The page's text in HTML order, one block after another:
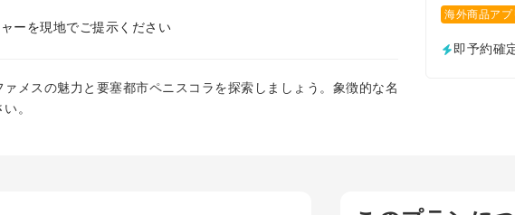
ーを現地でご提示ください
メスの魅力と要塞都市ペニスコラを探索しましょう。象徴的な名
。
海外商品ア
即予約確